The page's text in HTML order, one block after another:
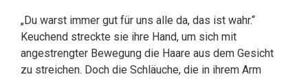
„Du warst immer gut für uns alle da, das ist wahr.“
Keuchend streckte sie ihre Hand, um sich mit
angestrengter Bewegung die Haare aus dem Gesicht
zu streichen. Doch die Schläuche, die in ihrem Arm